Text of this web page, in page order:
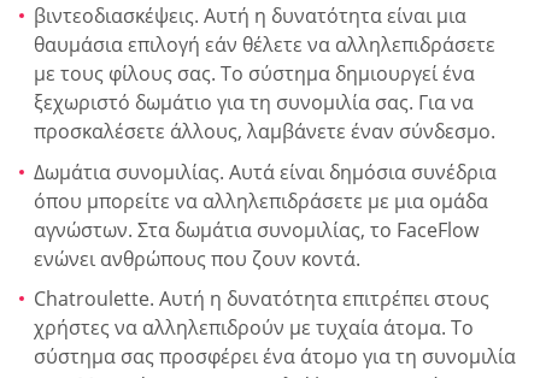
βιντεοδιασκέψεις. Αυτή η δυνατότητα είναι μια
θαυμάσια επιλογή εάν θέλετε να αλληλεπιδράσετε
με τους φίλους σας. Το σύστημα δημιουργεί ένα
ξεχωριστό δωμάτιο για τη συνομιλία σας. Για να
προσκαλέσετε άλλους, λαμβάνετε έναν σύνδεσμο.
Δωμάτια συνομιλίας. Αυτά είναι δημόσια συνέδρια
όπου μπορείτε να αλληλεπιδράσετε με μια ομάδα
αγνώστων. Στα δωμάτια συνομιλίας, το FaceFlow
ενώνει ανθρώπους που ζουν κοντά.
Chatroulette. Αυτή η δυνατότητα επιτρέπει στους
χρήστες να αλληλεπιδρούν με τυχαία άτομα. Το
σύστημα σας προσφέρει ένα άτομο για τη συνομιλία